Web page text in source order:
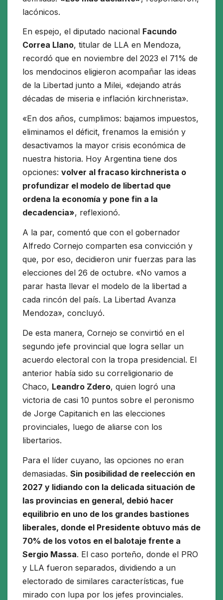
lacónicos.
En espejo, el diputado nacional Facundo
Correa Llano, titular de LLA en Mendoza,
recordó que en noviembre del 2023 el 71% de
los mendocinos eligieron acompañar las ideas
de la Libertad junto a Milei, «dejando atrás
décadas de miseria e inflación kirchnerista».
«En dos años, cumplimos: bajamos impuestos,
eliminamos el déficit, frenamos la emisión y
desactivamos la mayor crisis económica de
nuestra historia. Hoy Argentina tiene dos
opciones: volver al fracaso kirchnerista o
profundizar el modelo de libertad que
ordena la economía y pone fin a la
decadencia», reflexionó.
A la par, comentó que con el gobernador
Alfredo Cornejo comparten esa convicción y
que, por eso, decidieron unir fuerzas para las
elecciones del 26 de octubre. «No vamos a
parar hasta llevar el modelo de la libertad a
cada rincón del país. La Libertad Avanza
Mendoza», concluyó.
De esta manera, Cornejo se convirtió en el
segundo jefe provincial que logra sellar un
acuerdo electoral con la tropa presidencial. El
anterior había sido su correligionario de
Chaco, Leandro Zdero, quien logró una
victoria de casi 10 puntos sobre el peronismo
de Jorge Capitanich en las elecciones
provinciales, luego de aliarse con los
libertarios.
Para el líder cuyano, las opciones no eran
demasiadas. Sin posibilidad de reelección en
2027 y lidiando con la delicada situación de
las provincias en general, debió hacer
equilibrio en uno de los grandes bastiones
liberales, donde el Presidente obtuvo más de
70% de los votos en el balotaje frente a
Sergio Massa. El caso porteño, donde el PRO
y LLA fueron separados, dividiendo a un
electorado de similares características, fue
mirado con lupa por los jefes provinciales.